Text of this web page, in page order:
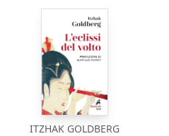
ITZHAK GOLDBERG